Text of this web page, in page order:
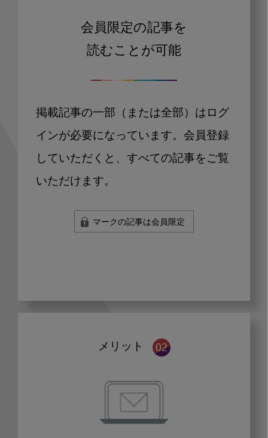
会員限定の記事を
読むことが可能
掲載記事の一部（または全部）はログ
インが必要になっています。会員登録
していただくと、すべての記事をご覧
いただけます。
マークの記事は会員限定
メリット